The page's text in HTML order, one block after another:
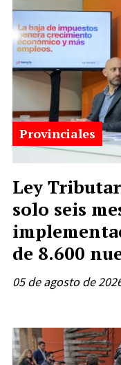
Ley
solo seis
de 8.600
Provinciales
05 de agosto de